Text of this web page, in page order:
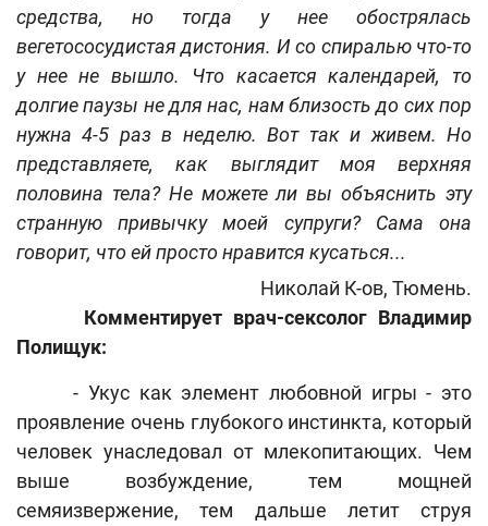
средства, но тогда у нее обострялась
вегетососудистая дистония. И со спиралью что-то
у нее не вышло. Что касается календарей, то
долгие паузы не для нас, нам близость до сих пор
нужна 4-5 раз в неделю. Вот так и живем. Но
представляете, как выглядит моя верхняя
половина тела? Не можете ли вы объяснить эту
странную привычку моей супруги? Сама она
говорит, что ей просто нравится кусаться...
Николай К-ов, Тюмень.
Комментирует врач-сексолог Владимир
Полищук:
- Укус как элемент любовной игры - это
проявление очень глубокого инстинкта, который
человек унаследовал от млекопитающих. Чем
выше возбуждение, тем мощней
семяизвержение, тем дальше летит струя